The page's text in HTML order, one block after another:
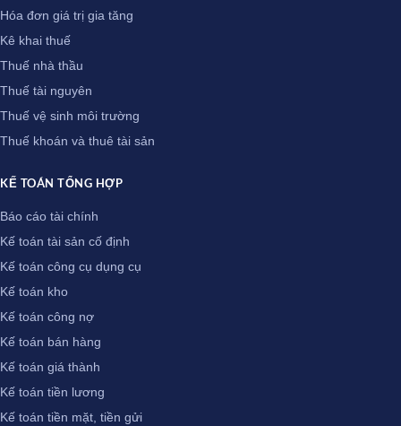
Hóa đơn giá trị gia tăng
Kê khai thuế
Thuế nhà thầu
Thuế tài nguyên
Thuế vệ sinh môi trường
Thuế khoán và thuê tài sản
KẾ TOÁN TỔNG HỢP
Báo cáo tài chính
Kế toán tài sản cố định
Kế toán công cụ dụng cụ
Kế toán kho
Kế toán công nợ
Kế toán bán hàng
Kế toán giá thành
Kế toán tiền lương
Kế toán tiền mặt, tiền gửi